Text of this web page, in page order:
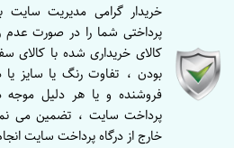
خریدار گرامی مدیریت سایت
پرداختی شما را در صورت
کالای خریداری شده با کالای
بودن ، تفاوت رنگ یا سایز
فروشنده و یا هر دلیل موجه
پرداخت سایت ، تضمین می
خارج از درگاه پرداخت سایت